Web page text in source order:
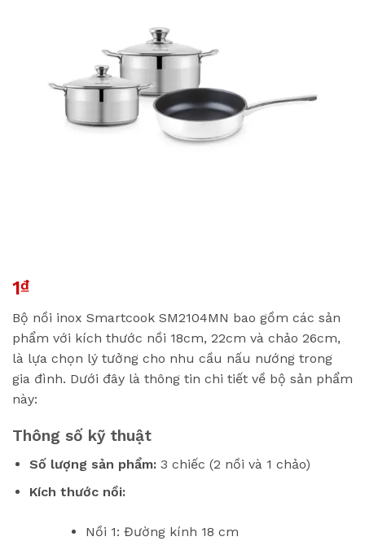
1₫
Bộ nồi inox Smartcook SM2104MN bao gồm các sản
phẩm với kích thước nồi 18cm, 22cm và chảo 26cm,
là lựa chọn lý tưởng cho nhu cầu nấu nướng trong
gia đình. Dưới đây là thông tin chi tiết về bộ sản phẩm
này:
Thông số kỹ thuật
Số lượng sản phẩm:3 chiếc (2 nồi và 1 chảo)
Kích thước nồi:
Nồi 1: Đường kính 18 cm